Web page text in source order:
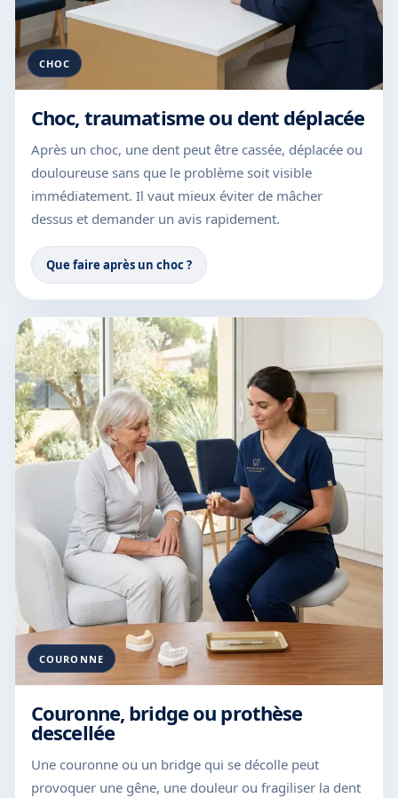
CHOC
Choc, traumatisme ou dent déplacée
Après un choc, une dent peut être cassée, déplacée ou
douloureuse sans que le problème soit visible
immédiatement. Il vaut mieux éviter de mâcher
dessus et demander un avis rapidement.
Que faire après un choc ?
COURONNE
Couronne, bridge ou prothèse
descellée
Une couronne ou un bridge qui se décolle peut
provoquer une gêne, une douleur ou fragiliser la dent